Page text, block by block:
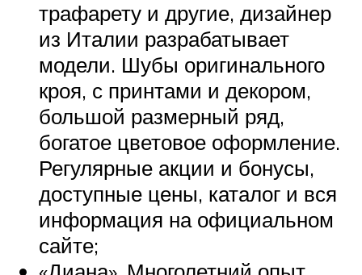
трафарету и другие, дизайнер
из Италии разрабатывает
модели. Шубы оригинального
кроя, с принтами и декором,
большой размерный ряд,
богатое цветовое оформление.
Регулярные акции и бонусы,
доступные цены, каталог и вся
информация на официальном
сайте;